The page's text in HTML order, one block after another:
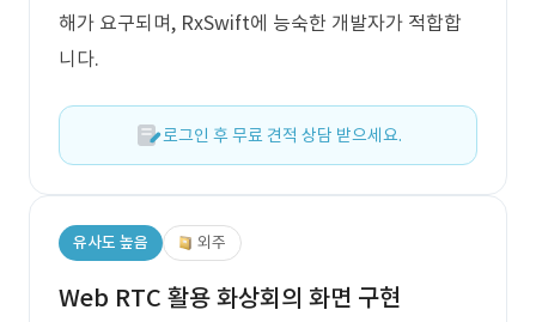
해가 요구되며, RxSwift에 능숙한 개발자가 적합합
니다.
로그인 후 무료 견적 상담 받으세요.
유사도 높음 외주
Web RTC 활용 화상회의 화면 구현